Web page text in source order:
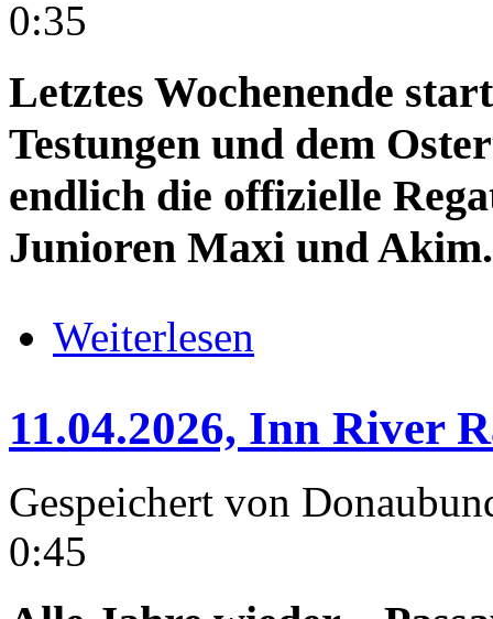
0:35
Letztes Wochenende
Testungen und dem
endlich die offizielle
Junioren Maxi und Akim.
Weiterlesen
11.04.2026, Inn River
Gespeichert von
0:45